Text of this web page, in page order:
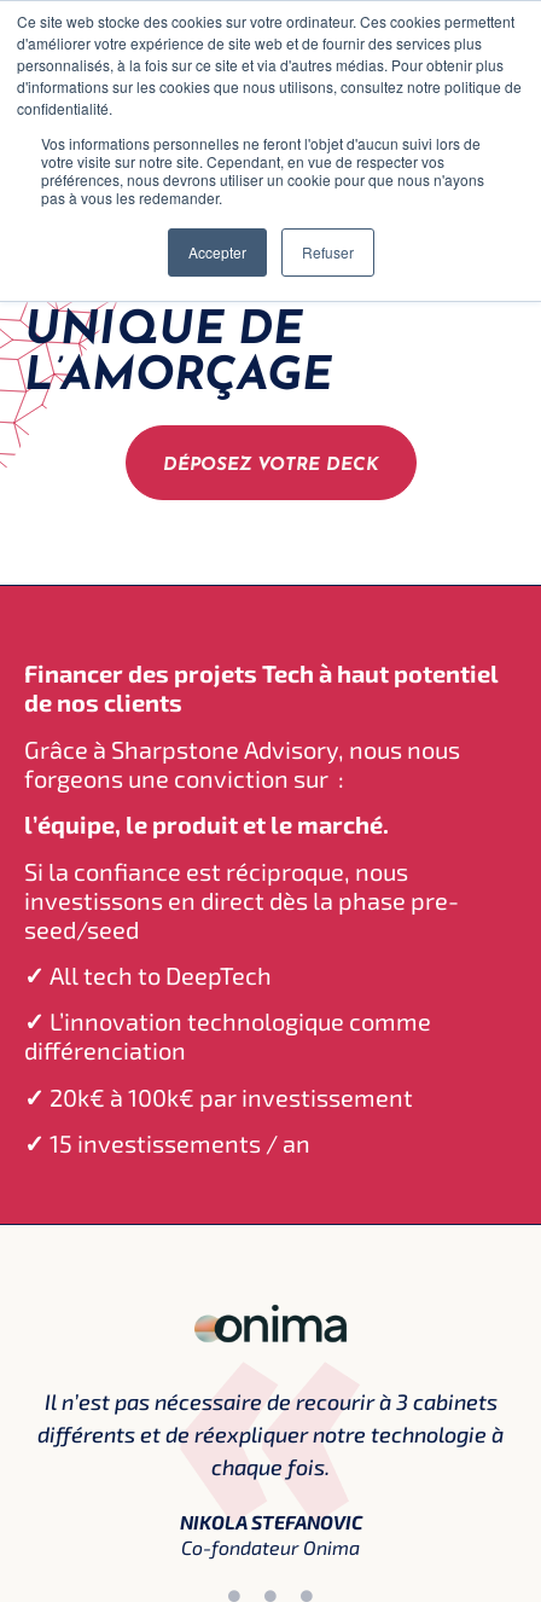
Ce site web stocke des cookies sur votre ordinateur. Ces cookies permettent
d'améliorer votre expérience de site web et de fournir des services plus
personnalisés, à la fois sur ce site et via d'autres médias. Pour obtenir plus
d'informations sur les cookies que nous utilisons, consultez notre politique de
confidentialité.
Vos informations personnelles ne feront l'objet d'aucun suivi lors de
votre visite sur notre site. Cependant, en vue de respecter vos
préférences, nous devrons utiliser un cookie pour que nous n'ayons
pas à vous les redemander.
Accepter Refuser
CONTACT
UNE APPROCHE
UNIQUE DE
L’AMORÇAGE
DÉPOSEZ VOTRE DECK
Financer des projets Tech à haut potentiel
de nos clients
Grâce à Sharpstone Advisory, nous nous
forgeons une conviction sur :
l’équipe, le produit et le marché.
Si la confiance est réciproque, nous
investissons en direct dès la phase pre-
seed/seed
✓ All tech to DeepTech
✓ L’innovation technologique comme
différenciation
✓ 20k€ à 100k€ par investissement
✓ 15 investissements / an
Il n’est pas nécessaire de recourir à 3 cabinets
différents et de réexpliquer notre technologie à
chaque fois.
NIKOLA STEFANOVIC
Co-fondateur Onima